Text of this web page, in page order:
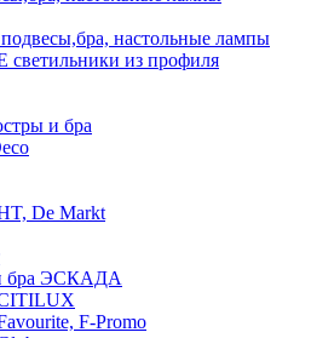
настольные лампы
светильники из профиля
и бра
De Markt
бра ЭСКАДА
F-Promo